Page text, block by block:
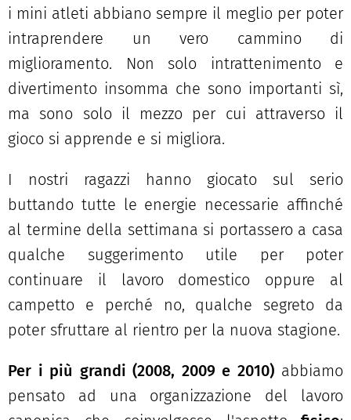
i mini atleti abbiano sempre il meglio per poter
intraprendere un vero cammino di
miglioramento. Non solo intrattenimento e
divertimento insomma che sono importanti sì,
ma sono solo il mezzo per cui attraverso il
gioco si apprende e si migliora.
I nostri ragazzi hanno giocato sul serio
buttando tutte le energie necessarie affinché
al termine della settimana si portassero a casa
qualche suggerimento utile per poter
continuare il lavoro domestico oppure al
campetto e perché no, qualche segreto da
poter sfruttare al rientro per la nuova stagione.
Per i più grandi (2008, 2009 e 2010)abbiamo
pensato ad una organizzazione del lavoro